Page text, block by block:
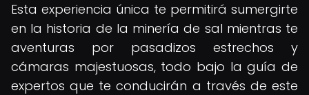
Esta experiencia única te permitirá sumergirte
en la historia de la minería de sal mientras te
aventuras por pasadizos estrechos y
cámaras majestuosas, todo bajo la guía de
expertos que te conducirán a través de este